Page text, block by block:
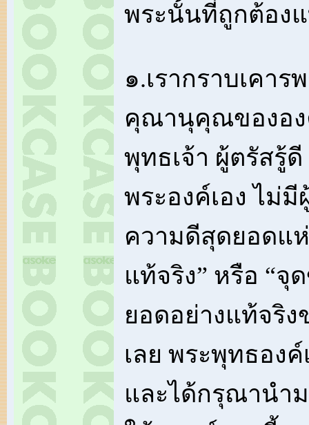
พระนั้นที่ถูกต้อง
๑.เรากราบเคา
คุณานุคุณของอ
พุทธเจ้า ผู้ตรัสรู้
พระองค์เอง ไม่
ความดีสุดยอดแ
แท้จริง” หรือ “
ยอดอย่างแท้จริ
เลย พระพุทธอง
และได้กรุณานำ